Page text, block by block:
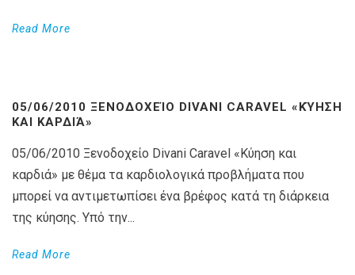
Read More
05/06/2010 ΞΕΝΟΔΟΧΕΊΟ DIVANI CARAVEL «ΚΎΗΣΗ
ΚΑΙ ΚΑΡΔΙΆ»
05/06/2010 Ξενοδοχείο Divani Caravel «Κύηση και
καρδιά» με θέμα τα καρδιολογικά προβλήματα που
μπορεί να αντιμετωπίσει ένα βρέφος κατά τη διάρκεια
της κύησης. Υπό την...
Read More